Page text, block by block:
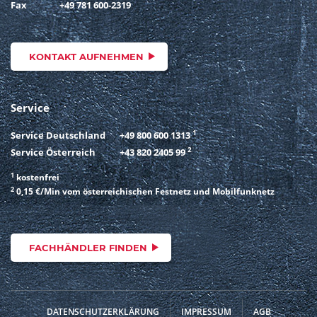
Fax +49 781 600-2319
KONTAKT AUFNEHMEN
Service
Service Deutschland +49 800 600 1313 1
Service Österreich +43 820 2405 99 2
1kostenfrei
20,15 €/Min vom österreichischen Festnetz und Mobilfunknetz
FACHHÄNDLER FINDEN
DATENSCHUTZERKLÄRUNG IMPRESSUM AGB